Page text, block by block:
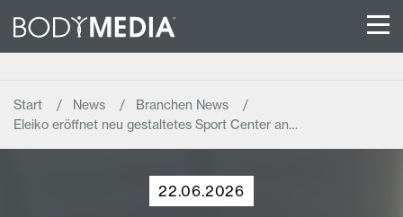
Start News
Branchen News
Eleiko eröffnet neu gestaltetes Sport Center an…
22.06.2026